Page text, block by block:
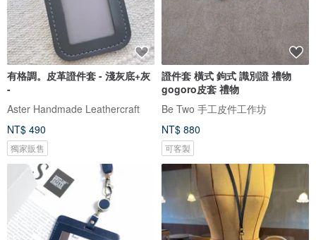
有格調。皮革證件套 - 淺灰底+灰
-
Aster Handmade Leathercraft
NT$ 490
獨家販售
證件套 橫式 鉤式 識別證 禮物
gogoro皮套 禮物
Be Two 手工皮件工作坊
NT$ 880
可客製